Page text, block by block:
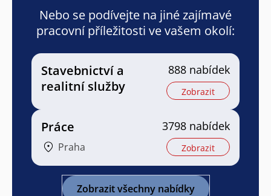
Nebo se podívejte na jiné zajímavé
pracovní příležitosti ve vašem okolí:
Stavebnictví a
realitní služby
888 nabídek
Zobrazit
Práce
Praha
3798 nabídek
Zobrazit
Zobrazit všechny nabídky